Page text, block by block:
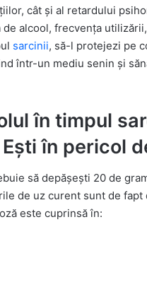
cât și al retardului
alcool, frecvența
sarcinii, să-l protejezi pe
într-un mediu senin și
în timpul
în pericol
să depășești 20 de
de uz curent sunt de fapt
este cuprinsă în: